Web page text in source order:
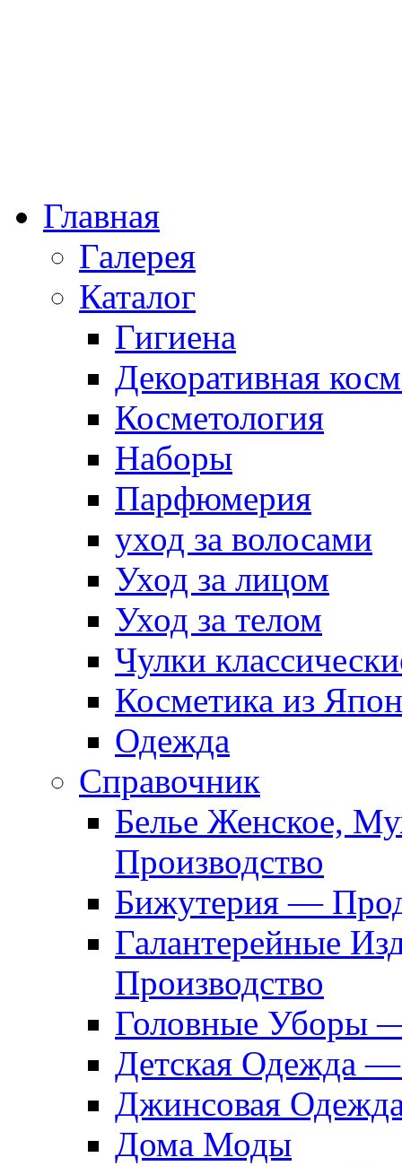
Главная
Галерея
Каталог
Гигиена
Декоративная
Косметология
Наборы
Парфюмерия
уход за волосами
Уход за лицом
Уход за телом
Чулки
Косметика из
Одежда
Справочник
Белье Женское,
Производство
Бижутерия —
Галантерейные
Производство
Головные Уборы
Детская Одежда
Джинсовая
Дома Моды